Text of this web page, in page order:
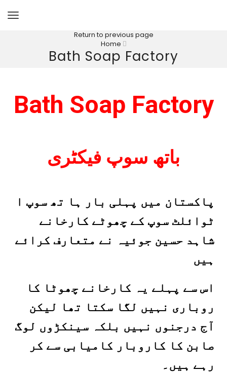
Return to previous page
Home
Bath Soap Factory
Bath Soap Factory
باتھ سوپ فیکٹری
پاکستان میں پہلی بار ہا تھ سوپ ا
ٹوائلٹ سوپ کے چھوٹے کارخانے
شاہد حسین جوئیہ نے متعارف کرائے
ہیں
اس سے پہلے یہ کارخانے چھوٹا کا
روباری نہیں لگا سکتا تھا لیکن
آج درجنوں نہیں بلکہ سینکڑوں لوگ
صابن کا کاروبار کامیابی سے کر
رہے ہیں۔